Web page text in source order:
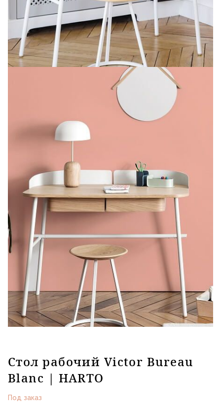
Стол рабочий Victor Bureau
Blanc | HARTO
Под заказ